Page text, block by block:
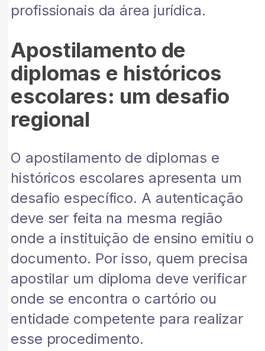
profissionais da área jurídica.
Apostilamento de
diplomas e históricos
escolares: um desafio
regional
O apostilamento de diplomas e
históricos escolares apresenta um
desafio específico. A autenticação
deve ser feita na mesma região
onde a instituição de ensino emitiu o
documento. Por isso, quem precisa
apostilar um diploma deve verificar
onde se encontra o cartório ou
entidade competente para realizar
esse procedimento.